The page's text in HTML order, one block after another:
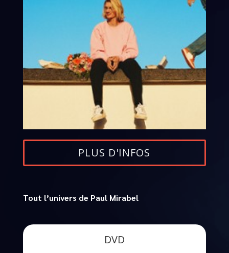
PLUS D'INFOS
Tout l’univers de Paul Mirabel
DVD